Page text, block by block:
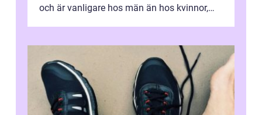
och är vanligare hos män än hos kvinnor,